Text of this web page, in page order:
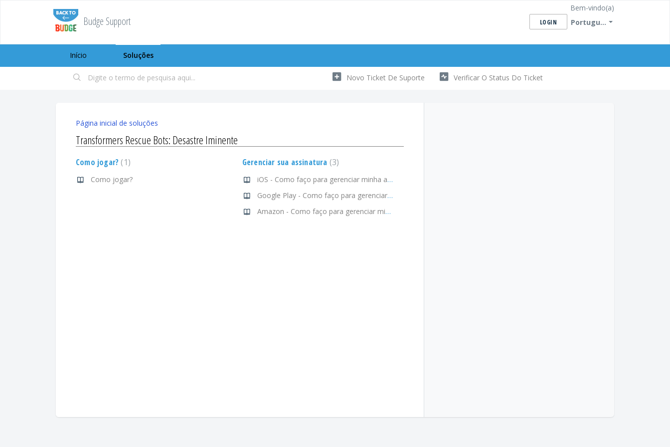
Budge Support Portugu...
Bem-vindo(a)
LOGIN
Início Soluções
Novo Ticket De Suporte Verificar O Status Do Ticket
Página inicial de soluções
Transformers Rescue Bots: Desastre Iminente
Como jogar? 1
Como jogar?
Gerenciar sua assinatura 3
iOS - Como faço para gerenciar minha assinatura?
Google Play - Como faço para gerenciar minha assinatura?
Amazon - Como faço para gerenciar minha assinatura?